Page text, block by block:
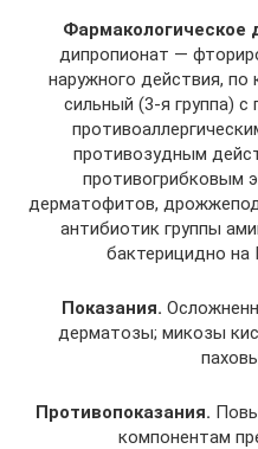
Фармакологическое
дипропионат —
наружного действия,
сильный (3-я группа)
противозудным
противогрибковым
дерматофитов,
антибиотик группы
бактерицидно на
Показания.
дерматозы; микозы
Противопоказания.
компонентам